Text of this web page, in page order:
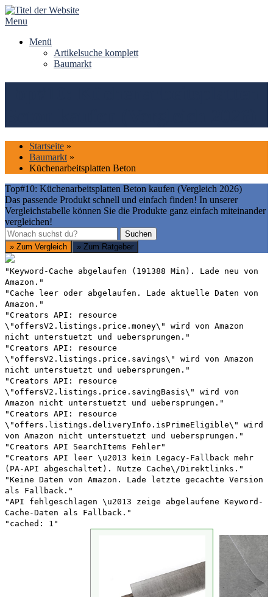
Skip
to
Menu
Menü
Artikelsuche komplett
Baumarkt
Startseite »
Baumarkt »
Küchenarbeitsplatten Beton
Top#10: Küchenarbeitsplatten Beton kaufen (Vergleich 2026)
Das passende Produkt schnell und einfach finden! In unserer
Vergleichstabelle können Sie die Produkte ganz einfach miteinander
vergleichen!
Suchen
Suchen
» Zum Vergleich
» Zum Ratgeber
"Keyword-Cache abgelaufen (191388 Min). Lade neu von
Amazon."
"Cache leer oder abgelaufen. Lade aktuelle Daten von
Amazon."
"Creators API: resource
\"offersV2.listings.price.money\" wird von Amazon
nicht unterstuetzt und uebersprungen."
"Creators API: resource
\"offersV2.listings.price.savings\" wird von Amazon
nicht unterstuetzt und uebersprungen."
"Creators API: resource
\"offersV2.listings.price.savingBasis\" wird von
Amazon nicht unterstuetzt und uebersprungen."
"Creators API: resource
\"offers.listings.deliveryInfo.isPrimeEligible\" wird
von Amazon nicht unterstuetzt und uebersprungen."
"Creators API SearchItems Fehler"
"Creators API leer \u2013 kein Legacy-Fallback mehr
(PA-API abgeschaltet). Nutze Cache\/Direktlinks."
"Keine Daten von Amazon. Lade letzte gecachte Version
als Fallback."
"API fehlgeschlagen \u2013 zeige abgelaufene Keyword-
Cache-Daten als Fallback."
"cached: 1"